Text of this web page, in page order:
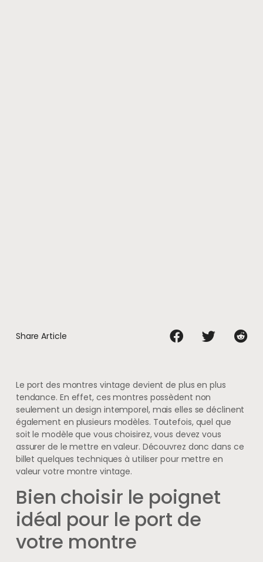
Share Article
Le port des montres vintage devient de plus en plus
tendance. En effet, ces montres possèdent non
seulement un design intemporel, mais elles se déclinent
également en plusieurs modèles. Toutefois, quel que
soit le modèle que vous choisirez, vous devez vous
assurer de le mettre en valeur. Découvrez donc dans ce
billet quelques techniques à utiliser pour mettre en
valeur votre montre vintage.
Bien choisir le poignet
idéal pour le port de
votre montre